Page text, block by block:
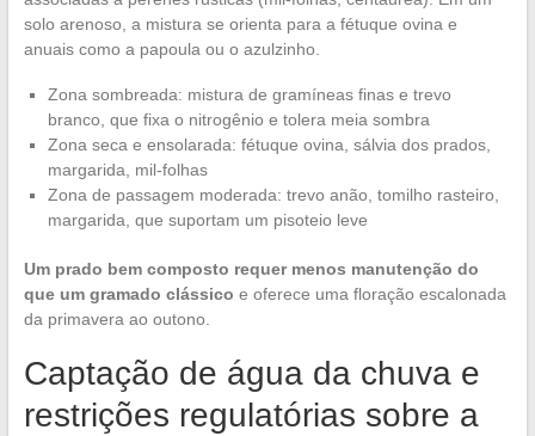
solo arenoso, a mistura se orienta para a fétuque ovina e
anuais como a papoula ou o azulzinho.
Zona sombreada: mistura de gramíneas finas e trevo
branco, que fixa o nitrogênio e tolera meia sombra
Zona seca e ensolarada: fétuque ovina, sálvia dos prados,
margarida, mil-folhas
Zona de passagem moderada: trevo anão, tomilho rasteiro,
margarida, que suportam um pisoteio leve
Um prado bem composto requer menos manutenção do
que um gramado clássico e oferece uma floração escalonada
da primavera ao outono.
Captação de água da chuva e
restrições regulatórias sobre a